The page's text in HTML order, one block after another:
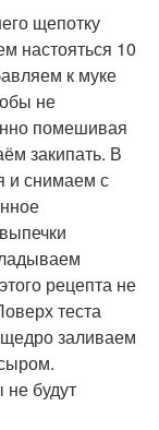
щепотку
настояться 10
к муке
не
помешивая
закипать. В
и снимаем с
рецепта не
теста
заливаем
будут